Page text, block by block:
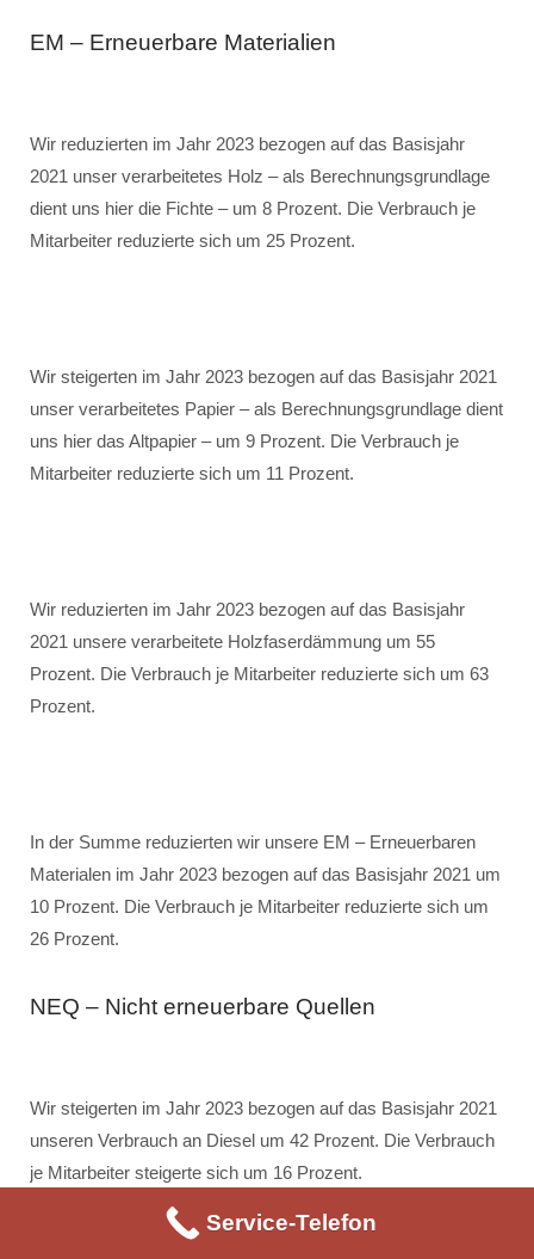
EM – Erneuerbare Materialien
Wir reduzierten im Jahr 2023 bezogen auf das Basisjahr
2021 unser verarbeitetes Holz – als Berechnungsgrundlage
dient uns hier die Fichte – um 8 Prozent. Die Verbrauch je
Mitarbeiter reduzierte sich um 25 Prozent.
Wir steigerten im Jahr 2023 bezogen auf das Basisjahr 2021
unser verarbeitetes Papier – als Berechnungsgrundlage dient
uns hier das Altpapier – um 9 Prozent. Die Verbrauch je
Mitarbeiter reduzierte sich um 11 Prozent.
Wir reduzierten im Jahr 2023 bezogen auf das Basisjahr
2021 unsere verarbeitete Holzfaserdämmung um 55
Prozent. Die Verbrauch je Mitarbeiter reduzierte sich um 63
Prozent.
In der Summe reduzierten wir unsere EM – Erneuerbaren
Materialen im Jahr 2023 bezogen auf das Basisjahr 2021 um
10 Prozent. Die Verbrauch je Mitarbeiter reduzierte sich um
26 Prozent.
NEQ – Nicht erneuerbare Quellen
Wir steigerten im Jahr 2023 bezogen auf das Basisjahr 2021
unseren Verbrauch an Diesel um 42 Prozent. Die Verbrauch
je Mitarbeiter steigerte sich um 16 Prozent.
Service-Telefon